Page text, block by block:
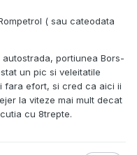
( sau cateodata
portiunea Bors-
un pic si veleitatile
fara efort, si cred ca aici ii
la viteze mai mult decat
cu 8trepte.